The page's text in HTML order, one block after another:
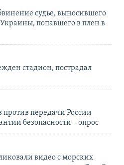
судье, выносившего
попавшего в плен в
стадион, пострадал
передачи России
безопасности – опрос
видео с морских